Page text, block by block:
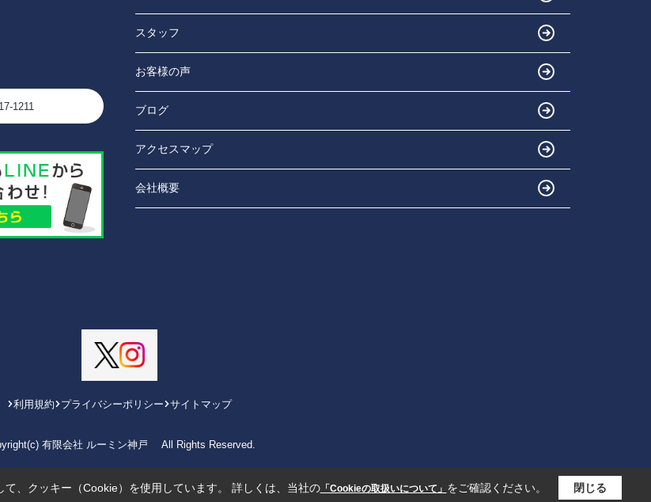
1211
スタッフ
お客様の声
ブログ
アクセスマップ
会社概要
利用規約 プライバシーポリシー サイトマップ
有限会社 ルーミン神戸 All Rights Reserved.
、クッキー（Cookie）を使用しています。 詳しくは、当社の「Cookieの取扱いについて」 をご確認ください。 閉じる